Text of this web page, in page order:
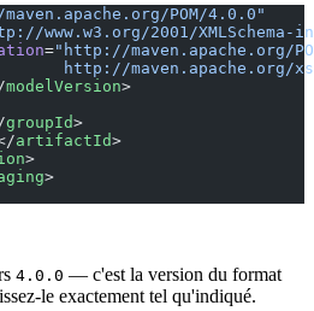
POM/4.0.0"
www.w3.org/2001/XMLSchema-
="http://maven.apache.org/
http://maven.apache.org/
modelVersion>
groupId>
artifactId>
>
>
4.0.0 — c'est la version du format
le exactement tel qu'indiqué.